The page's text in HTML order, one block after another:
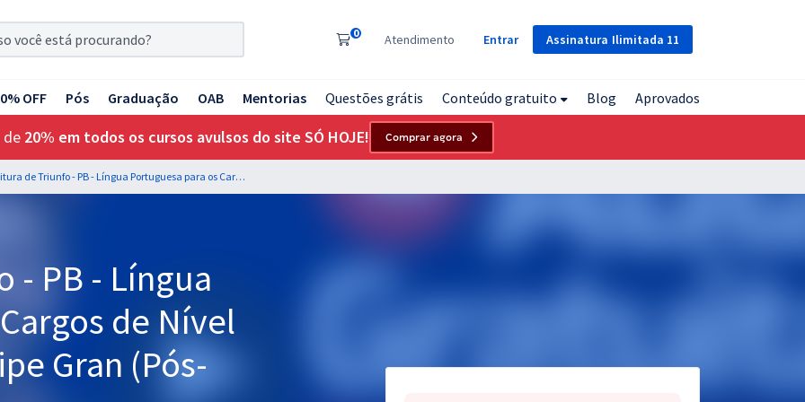
Assinatura Ilimitada 11
0 Atendimento Entrar
OFF Pós Graduação OAB Mentorias Questões grátis Conteúdo gratuito Blog Aprovados
de 20% em todos os cursos avulsos do site SÓ HOJE! Comprar agora
Prefeitura de Triunfo - PB - Língua Portuguesa para os Cargos de Nível Superior com a Equipe Gran (Pós-Edital)
- PB - Língua
de Nível
Gran (Pós-